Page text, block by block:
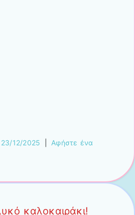
23/12/2025
Αφήστε ένα
καλοκαιράκι!